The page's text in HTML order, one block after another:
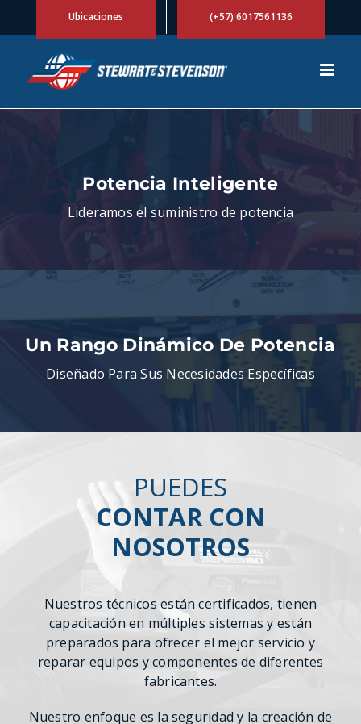
Ubicaciones (+57) 6017561136
Potencia Inteligente
Lideramos el suministro de potencia
Un Rango Dinámico De Potencia
Diseñado Para Sus Necesidades Específicas
PUEDES
CONTAR CON
NOSOTROS
Nuestros técnicos están certificados, tienen
capacitación en múltiples sistemas y están
preparados para ofrecer el mejor servicio y
reparar equipos y componentes de diferentes
fabricantes.
Nuestro enfoque es la seguridad y la creación de